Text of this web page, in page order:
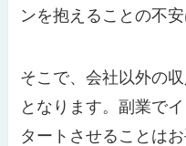
ンを抱えることの不安
そこで、会社以外の
となります。副業で
タートさせることは